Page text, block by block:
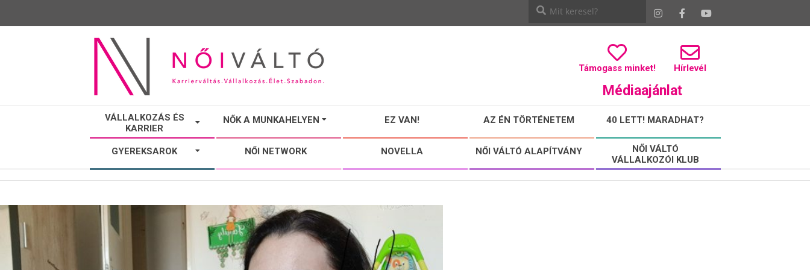
NŐI
VÁLTÓ
Támogass minket! Hírlevél
Médiaajánlat
VÁLLALKOZÁS ÉS
KARRIER
NŐK A MUNKAHELYEN EZ VAN! AZ ÉN TÖRTÉNETEM 40 LETT! MARADHAT?
GYEREKSAROK NŐI NETWORK NOVELLA NŐI VÁLTÓ ALAPÍTVÁNY
NŐI VÁLTÓ
VÁLLALKOZÓI KLUB